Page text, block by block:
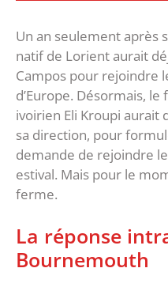
Un an seulement après
natif de Lorient aurait
Campos pour rejoindre
d’Europe. Désormais,
ivoirien Eli Kroupi aurait
sa direction, pour
demande de rejoindre
estival. Mais pour le
ferme.
La réponse
Bournemouth